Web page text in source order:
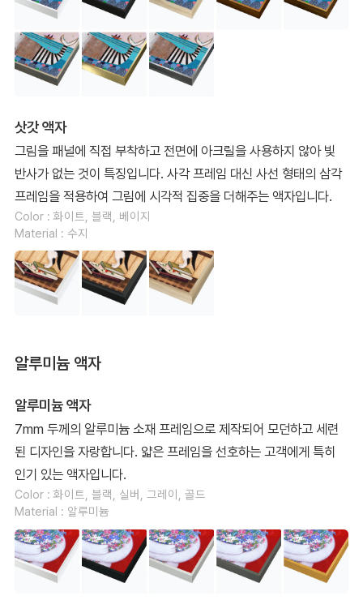
삿갓 액자
그림을 패널에 직접 부착하고 전면에 아크릴을 사용하지 않아 빛
반사가 없는 것이 특징입니다. 사각 프레임 대신 사선 형태의 삼각
프레임을 적용하여 그림에 시각적 집중을 더해주는 액자입니다.
Color : 화이트, 블랙, 베이지
Material : 수지
알루미늄 액자
알루미늄 액자
7mm 두께의 알루미늄 소재 프레임으로 제작되어 모던하고 세련
된 디자인을 자랑합니다. 얇은 프레임을 선호하는 고객에게 특히
인기 있는 액자입니다.
Color : 화이트, 블랙, 실버, 그레이, 골드
Material : 알루미늄